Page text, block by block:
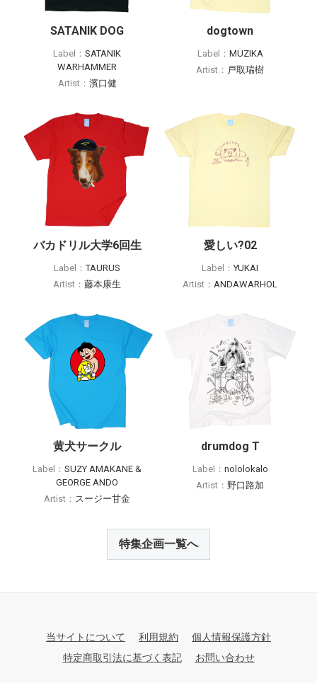
SATANIK DOG
Label： SATANIK
WARHAMMER
Artist： 濱口健
dogtown
Label： MUZIKA
Artist： 戸取瑞樹
バカドリル大学6回生
Label：TAURUS
Artist： 藤本康生
愛しい?02
Label：YUKAI
Artist： ANDAWARHOL
黄犬サークル
Label： SUZY AMAKANE &
GEORGE ANDO
Artist： スージー甘金
drumdog T
Label： nololokalo
Artist： 野口路加
特集企画一覧へ
当サイトについて 利用規約
個人情報保護方針
特定商取引法に基づく表記
お問い合わせ